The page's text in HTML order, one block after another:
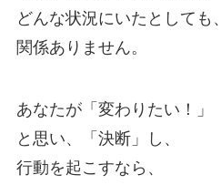
どんな状況にいたとしても、
関係ありません。
あなたが「変わりたい！」
と思い、「決断」し、
行動を起こすなら、